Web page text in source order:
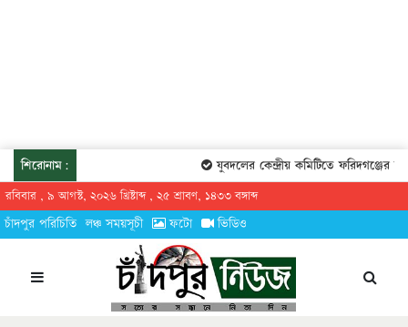
শিরোনাম: যুবদলের কেন্দ্রীয় কমিটিতে ফরিদগঞ্জের
রবিবার , ৯ আগস্ট, ২০২৬ খ্রিষ্টাব্দ , ২৫ শ্রাবণ, ১৪৩৩ বঙ্গাব্দ
চাঁদপুর পরিচিতি লঞ্চ সময়সূচী ফটো ভিডিও